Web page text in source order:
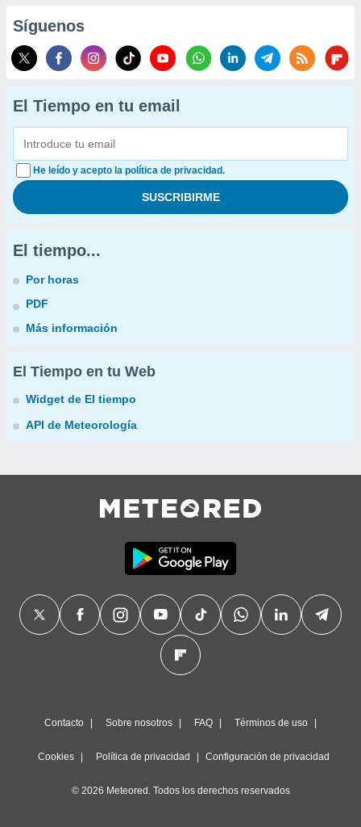
Síguenos
El Tiempo en tu email
He leído y acepto la política de privacidad.
El tiempo...
Por horas
PDF
Más información
El Tiempo en tu Web
Widget de El tiempo
API de Meteorología
Contacto Sobre nosotros FAQ Términos de uso
Cookies Política de privacidad Configuración de privacidad
© 2026 Meteored. Todos los derechos reservados